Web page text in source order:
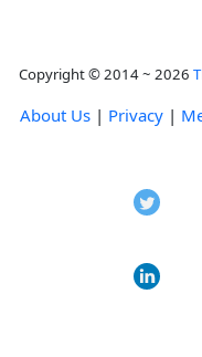
Copyright © 2014 ~ 2026
About Us | Privacy |